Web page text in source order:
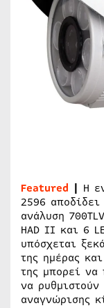
Featured | Η
2596
ανάλυση
HAD II και 6
υπόσχεται
της ημέρας
της μπορεί να
να
αναγνώρισης